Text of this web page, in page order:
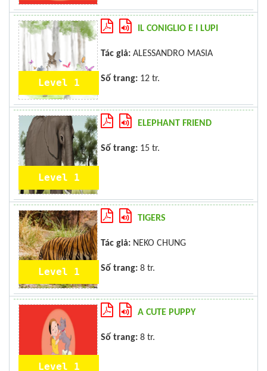
Level 1
IL CONIGLIO E I LUPI
Tác giả: ALESSANDRO MASIA
Số trang: 12 tr.
Level 1
ELEPHANT FRIEND
Số trang: 15 tr.
Level 1
TIGERS
Tác giả: NEKO CHUNG
Số trang: 8 tr.
Level 1
A CUTE PUPPY
Số trang: 8 tr.